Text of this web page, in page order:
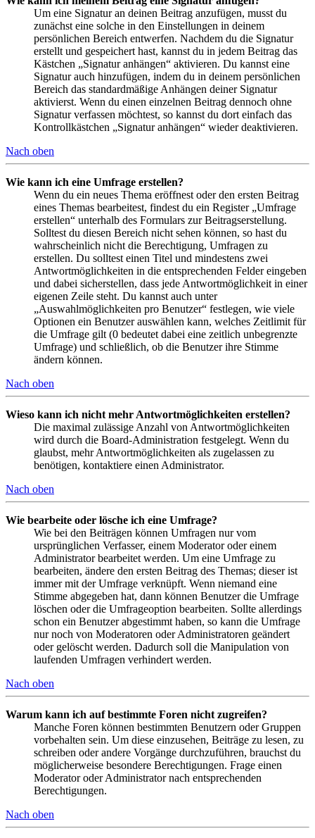
Um eine Signatur an deinen Beitrag anzufügen, musst du
zunächst eine solche in den Einstellungen in deinem
persönlichen Bereich entwerfen. Nachdem du die Signatur
erstellt und gespeichert hast, kannst du in jedem Beitrag das
Kästchen „Signatur anhängen“ aktivieren. Du kannst eine
Signatur auch hinzufügen, indem du in deinem persönlichen
Bereich das standardmäßige Anhängen deiner Signatur
aktivierst. Wenn du einen einzelnen Beitrag dennoch ohne
Signatur verfassen möchtest, so kannst du dort einfach das
Kontrollkästchen „Signatur anhängen“ wieder deaktivieren.
Nach oben
Wie kann ich eine Umfrage erstellen?
Wenn du ein neues Thema eröffnest oder den ersten Beitrag
eines Themas bearbeitest, findest du ein Register „Umfrage
erstellen“ unterhalb des Formulars zur Beitragserstellung.
Solltest du diesen Bereich nicht sehen können, so hast du
wahrscheinlich nicht die Berechtigung, Umfragen zu
erstellen. Du solltest einen Titel und mindestens zwei
Antwortmöglichkeiten in die entsprechenden Felder eingeben
und dabei sicherstellen, dass jede Antwortmöglichkeit in einer
eigenen Zeile steht. Du kannst auch unter
„Auswahlmöglichkeiten pro Benutzer“ festlegen, wie viele
Optionen ein Benutzer auswählen kann, welches Zeitlimit für
die Umfrage gilt (0 bedeutet dabei eine zeitlich unbegrenzte
Umfrage) und schließlich, ob die Benutzer ihre Stimme
ändern können.
Nach oben
Wieso kann ich nicht mehr Antwortmöglichkeiten erstellen?
Die maximal zulässige Anzahl von Antwortmöglichkeiten
wird durch die Board-Administration festgelegt. Wenn du
glaubst, mehr Antwortmöglichkeiten als zugelassen zu
benötigen, kontaktiere einen Administrator.
Nach oben
Wie bearbeite oder lösche ich eine Umfrage?
Wie bei den Beiträgen können Umfragen nur vom
ursprünglichen Verfasser, einem Moderator oder einem
Administrator bearbeitet werden. Um eine Umfrage zu
bearbeiten, ändere den ersten Beitrag des Themas; dieser ist
immer mit der Umfrage verknüpft. Wenn niemand eine
Stimme abgegeben hat, dann können Benutzer die Umfrage
löschen oder die Umfrageoption bearbeiten. Sollte allerdings
schon ein Benutzer abgestimmt haben, so kann die Umfrage
nur noch von Moderatoren oder Administratoren geändert
oder gelöscht werden. Dadurch soll die Manipulation von
laufenden Umfragen verhindert werden.
Nach oben
Warum kann ich auf bestimmte Foren nicht zugreifen?
Manche Foren können bestimmten Benutzern oder Gruppen
vorbehalten sein. Um diese einzusehen, Beiträge zu lesen, zu
schreiben oder andere Vorgänge durchzuführen, brauchst du
möglicherweise besondere Berechtigungen. Frage einen
Moderator oder Administrator nach entsprechenden
Berechtigungen.
Nach oben